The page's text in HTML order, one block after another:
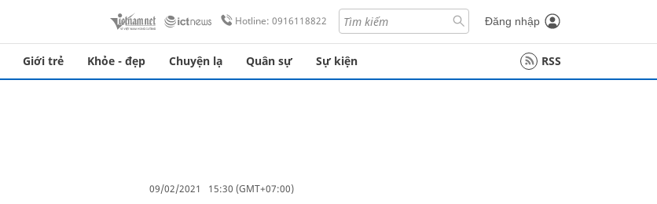
Hotline: 0916118822 Đăng nhập
Giới trẻ Khỏe - đẹp Chuyện lạ Quân sự Sự kiện RSS
09/02/2021 15:30 (GMT+07:00)